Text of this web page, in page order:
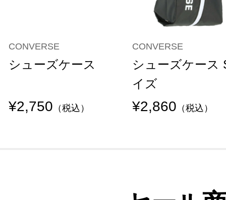
CONVERSE
シューズケース
¥2,750 （税込）
CONVERSE
シューズケース
イズ
¥2,860 （税込）